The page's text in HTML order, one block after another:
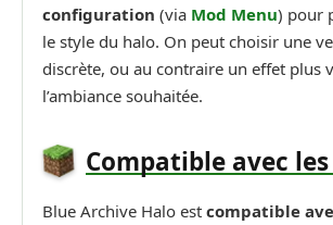
configuration (via Mod Menu) pour
le style du halo. On peut choisir une
discrète, ou au contraire un effet plus
l’ambiance souhaitée.
Compatible avec
Blue Archive Halo est compatible